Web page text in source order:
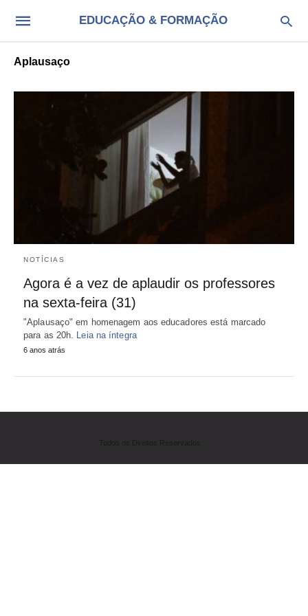
EDUCAÇÃO & FORMAÇÃO
Aplausaço
NOTÍCIAS
Agora é a vez de aplaudir os professores
na sexta-feira (31)
"Aplausaço" em homenagem aos educadores está marcado
para as 20h. Leia na íntegra
6 anos atrás